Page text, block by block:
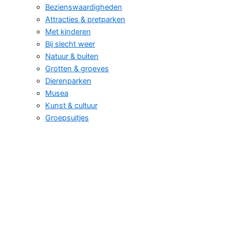
Bezienswaardigheden
Attracties & pretparken
Met kinderen
Bij slecht weer
Natuur & buiten
Grotten & groeves
Dierenparken
Musea
Kunst & cultuur
Groepsuitjes